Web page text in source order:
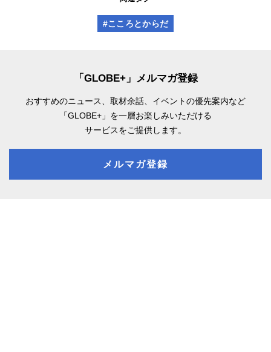
#こころとからだ
「GLOBE+」メルマガ登録
おすすめのニュース、取材余話、 イベントの優先案内など
「GLOBE+」を一層お楽しみいただける
サービスをご提供します。
メルマガ登録